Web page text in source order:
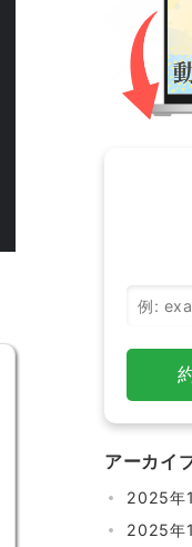
アーカイ
2025年
2025年